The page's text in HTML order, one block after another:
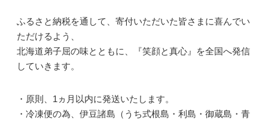
ふるさと納税を通して、寄付いただいた皆さまに喜んでい
ただけるよう、
北海道弟子屈の味とともに、『笑顔と真心』を全国へ発信
していきます。
・原則、1ヵ月以内に発送いたします。
・冷凍便の為、伊豆諸島（うち式根島・利島・御蔵島・青